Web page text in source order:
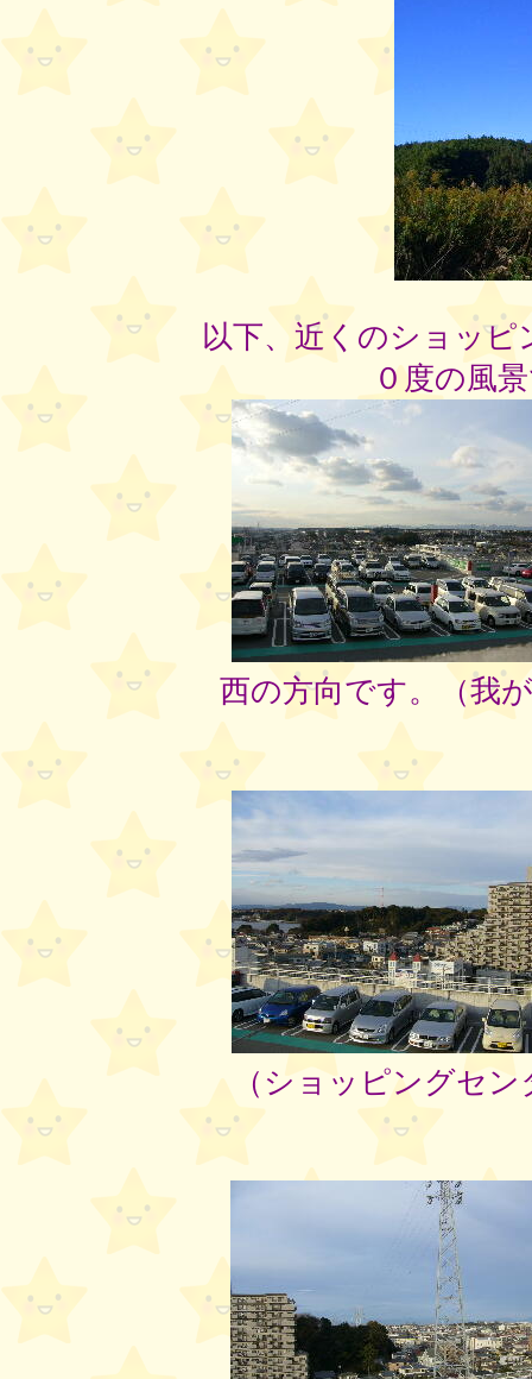
以下、近くのショッ
０度の風
西の方向です。（我
（ショッピングセ